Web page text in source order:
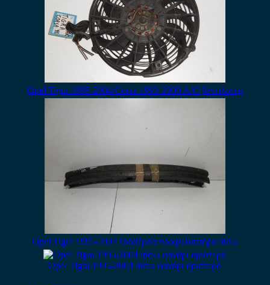
Opel Tigra 1995-2004/Corsa 1993-2000 A/C βεντιλατέρ
Opel Tigra 1995-2004 τραβέρσα προφυλακτήρα πίσω
Opel Tigra 1995-2004 πίσω φανάρι αριστερό